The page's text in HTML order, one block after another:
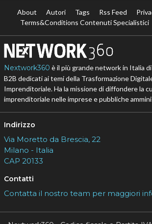
About Autori Tags Rss Feed
Terms&Conditions Contenuti Specialistici
Nextwork360 è il più grande network in Italia
B2B dedicati ai temi della Trasformazione
Imprenditoriale. Ha la missione di diffondere la
imprenditoriale nelle imprese e pubbliche
Indirizzo
Via Moretto da Brescia, 22
Milano - Italia
CAP 20133
Contatti
Contatta il nostro team per maggiori